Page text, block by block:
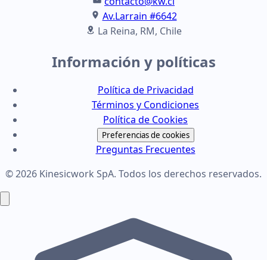
Av.Larrain #6642
La Reina, RM, Chile
Información y políticas
Política de Privacidad
Términos y Condiciones
Política de Cookies
Preferencias de cookies
Preguntas Frecuentes
© 2026 Kinesicwork SpA. Todos los derechos reservados.